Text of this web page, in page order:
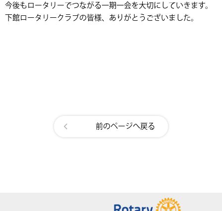
今後もロータリーでつながる一期一会を大切にしていきます。
下館ロータリークラブの皆様、ありがとうございました。
前のページへ戻る